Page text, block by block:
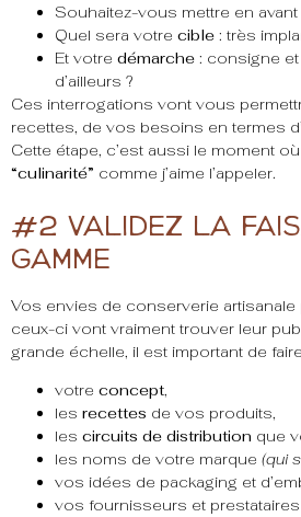
Souhaitez-vous mettre en avant
Quel sera votre cible : très
Et votre démarche : consigne
d’ailleurs ?
Ces interrogations vont vous
recettes, de vos besoins en termes
Cette étape, c’est aussi le moment
“culinarité” comme j’aime l’appeler.
#2 Validez la
gamme
Vos envies de conserverie
ceux-ci vont vraiment trouver leur
grande échelle, il est important de
votre concept,
les recettes de vos produits,
les circuits de distribution que
les noms de votre marque (qui
vos idées de packaging et
vos fournisseurs et prestataires